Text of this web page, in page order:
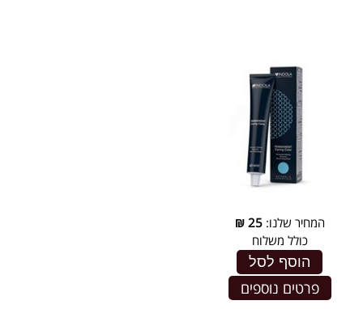
המחיר שלנו:25
₪
כולל משלוח
הוסף לסל
פרטים נוספים